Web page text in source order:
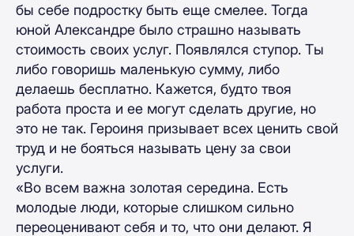
бы себе подростку быть еще смелее. Тогда
юной Александре было страшно называть
стоимость своих услуг. Появлялся ступор. Ты
либо говоришь маленькую сумму, либо
делаешь бесплатно. Кажется, будто твоя
работа проста и ее могут сделать другие, но
это не так. Героиня призывает всех ценить свой
труд и не бояться называть цену за свои
услуги.
«Во всем важна золотая середина. Есть
молодые люди, которые слишком сильно
переоценивают себя и то, что они делают. Я